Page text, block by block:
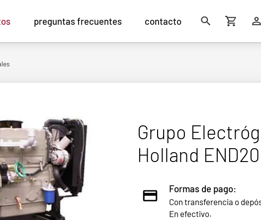
preguntas frecuentes contacto
Grupo
Holland
Formas de pago:
Con transferencia o
En efectivo.